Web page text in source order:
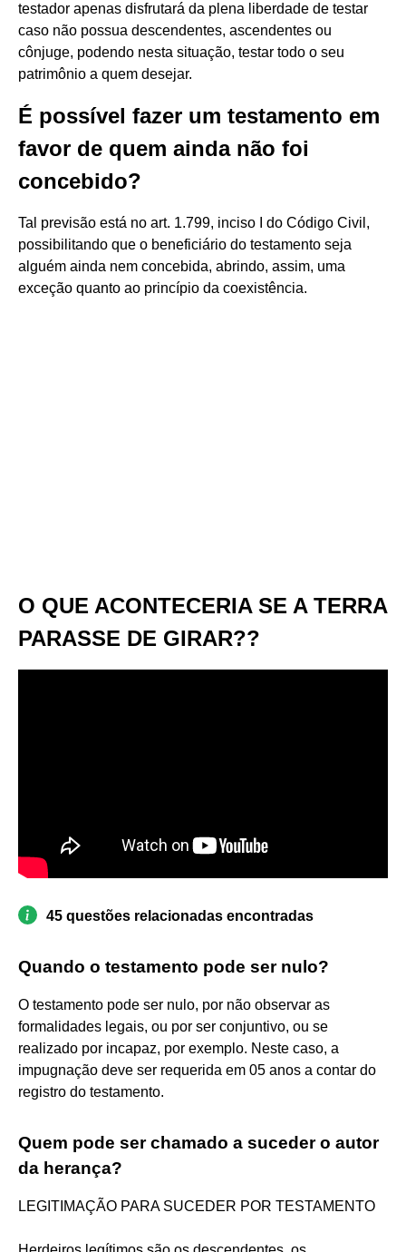
testador apenas disfrutará da plena liberdade de testar
caso não possua descendentes, ascendentes ou
cônjuge, podendo nesta situação, testar todo o seu
patrimônio a quem desejar.
É possível fazer um testamento em
favor de quem ainda não foi
concebido?
Tal previsão está no art. 1.799, inciso I do Código Civil,
possibilitando que o beneficiário do testamento seja
alguém ainda nem concebida, abrindo, assim, uma
exceção quanto ao princípio da coexistência.
O QUE ACONTECERIA SE A TERRA
PARASSE DE GIRAR??
45 questões relacionadas encontradas
Quando o testamento pode ser nulo?
O testamento pode ser nulo, por não observar as
formalidades legais, ou por ser conjuntivo, ou se
realizado por incapaz, por exemplo. Neste caso, a
impugnação deve ser requerida em 05 anos a contar do
registro do testamento.
Quem pode ser chamado a suceder o autor
da herança?
LEGITIMAÇÃO PARA SUCEDER POR TESTAMENTO